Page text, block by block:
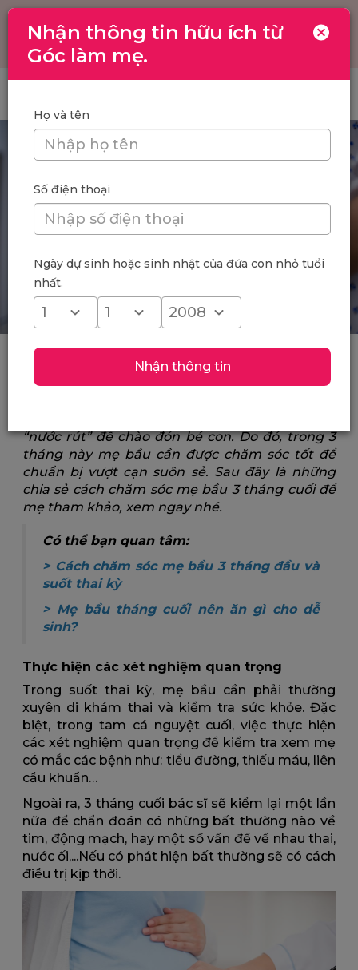
Toggle
navigation
Nhận thông tin hữu ích từ
Góc làm mẹ.
Họ và tên
Số điện thoại
Ngày dự sinh hoặc sinh nhật của đứa con nhỏ tuổi
nhất.
Nhận thông tin
Chăm sóc mẹ bầu 3 tháng cuối như thế nào?
“nước rút” để chào đón bé con. Do đó, trong 3
tháng này mẹ bầu cần được chăm sóc tốt để
chuẩn bị vượt cạn suôn sẻ. Sau đây là những
chia sẻ cách chăm sóc mẹ bầu 3 tháng cuối để
mẹ tham khảo, xem ngay nhé.
Có thể bạn quan tâm:
> Cách chăm sóc mẹ bầu 3 tháng đầu và
suốt thai kỳ
> Mẹ bầu tháng cuối nên ăn gì cho dễ
sinh?
Thực hiện các xét nghiệm quan trọng
Trong suốt thai kỳ, mẹ bầu cần phải thường
xuyên di khám thai và kiểm tra sức khỏe. Đặc
biệt, trong tam cá nguyệt cuối, việc thực hiện
các xét nghiệm quan trọng để kiểm tra xem mẹ
có mắc các bệnh như: tiểu đường, thiếu máu, liên
cầu khuẩn…
Ngoài ra, 3 tháng cuối bác sĩ sẽ kiểm lại một lần
nữa để chẩn đoán có những bất thường nào về
tim, động mạch, hay một số vấn đề về nhau thai,
nước ối,...Nếu có phát hiện bất thường sẽ có cách
điều trị kịp thời.